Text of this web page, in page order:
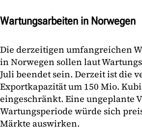
Wartungsarbeiten in Norwegen
Die derzeitigen umfangreichen
in Norwegen sollen laut
Juli beendet sein. Derzeit ist die
Exportkapazität um 150 Mio.
eingeschränkt. Eine ungeplante
Wartungsperiode würde sich
Märkte auswirken.